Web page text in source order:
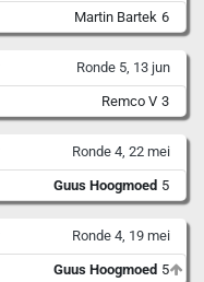
Martin Bartek 6
Ronde 5, 13 jun
Remco V 3
Ronde 4, 22 mei
Guus Hoogmoed 5
Ronde 4, 19 mei
Guus Hoogmoed 5